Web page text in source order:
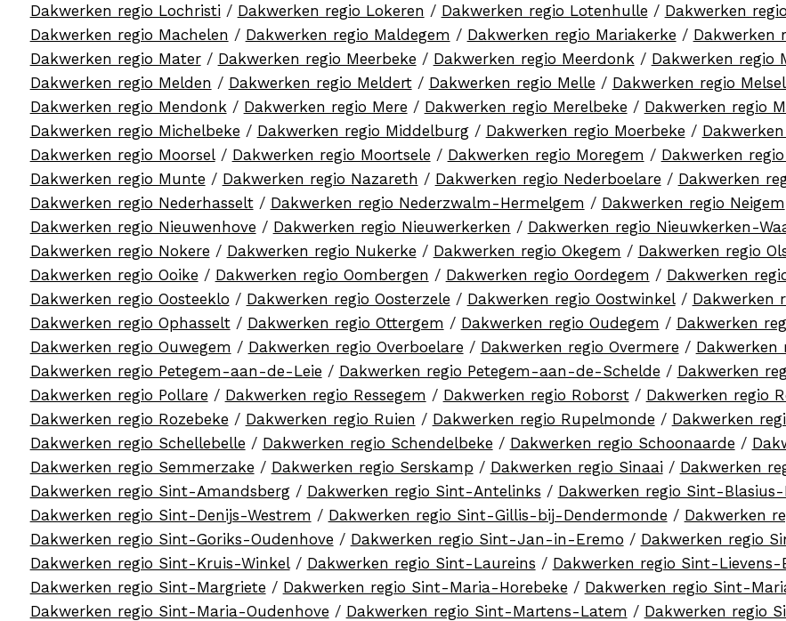
Dakwerken regio Lochristi / Dakwerken regio Lokeren / Dakwerken regio Lotenhulle / Dakwerken
Dakwerken regio Machelen / Dakwerken regio Maldegem / Dakwerken regio Mariakerke / Dakwerken
Dakwerken regio Mater/ Dakwerken regio Meerbeke / Dakwerken regio Meerdonk / Dakwerken regio
Dakwerken regio Melden / Dakwerken regio Meldert/ Dakwerken regio Melle / Dakwerken regio
Dakwerken regio Mendonk / Dakwerken regio Mere / Dakwerken regio Merelbeke / Dakwerken regio
Dakwerken regio Michelbeke / Dakwerken regio Middelburg/ Dakwerken regio Moerbeke /
Dakwerken regio Moorsel/ Dakwerken regio Moortsele / Dakwerken regio Moregem / Dakwerken
Dakwerken regio Munte / Dakwerken regio Nazareth / Dakwerken regio Nederboelare / Dakwerken
Dakwerken regio Nederhasselt/ Dakwerken regio Nederzwalm-Hermelgem / Dakwerken regio Neigem
Dakwerken regio Nieuwenhove / Dakwerken regio Nieuwerkerken / Dakwerken regio Nieuwkerken-
Dakwerken regio Nokere / Dakwerken regio Nukerke / Dakwerken regio Okegem / Dakwerken regio
Dakwerken regio Ooike / Dakwerken regio Oombergen / Dakwerken regio Oordegem / Dakwerken
Dakwerken regio Oosteeklo / Dakwerken regio Oosterzele / Dakwerken regio Oostwinkel/ Dakwerken
Dakwerken regio Ophasselt/ Dakwerken regio Ottergem / Dakwerken regio Oudegem / Dakwerken
Dakwerken regio Ouwegem / Dakwerken regio Overboelare / Dakwerken regio Overmere / Dakwerken
Dakwerken regio Petegem-aan-de-Leie / Dakwerken regio Petegem-aan-de-Schelde / Dakwerken
Dakwerken regio Pollare / Dakwerken regio Ressegem / Dakwerken regio Roborst/ Dakwerken regio
Dakwerken regio Rozebeke / Dakwerken regio Ruien / Dakwerken regio Rupelmonde / Dakwerken
Dakwerken regio Schellebelle / Dakwerken regio Schendelbeke / Dakwerken regio Schoonaarde /
Dakwerken regio Semmerzake / Dakwerken regio Serskamp / Dakwerken regio Sinaai / Dakwerken
Dakwerken regio Sint-Amandsberg/ Dakwerken regio Sint-Antelinks / Dakwerken regio Sint-Blasius-
Dakwerken regio Sint-Denijs-Westrem / Dakwerken regio Sint-Gillis-bij-Dendermonde / Dakwerken
Dakwerken regio Sint-Goriks-Oudenhove / Dakwerken regio Sint-Jan-in-Eremo / Dakwerken regio
Dakwerken regio Sint-Kruis-Winkel/ Dakwerken regio Sint-Laureins / Dakwerken regio Sint-Lievens-
Dakwerken regio Sint-Margriete / Dakwerken regio Sint-Maria-Horebeke / Dakwerken regio Sint-
Dakwerken regio Sint-Maria-Oudenhove / Dakwerken regio Sint-Martens-Latem / Dakwerken regio